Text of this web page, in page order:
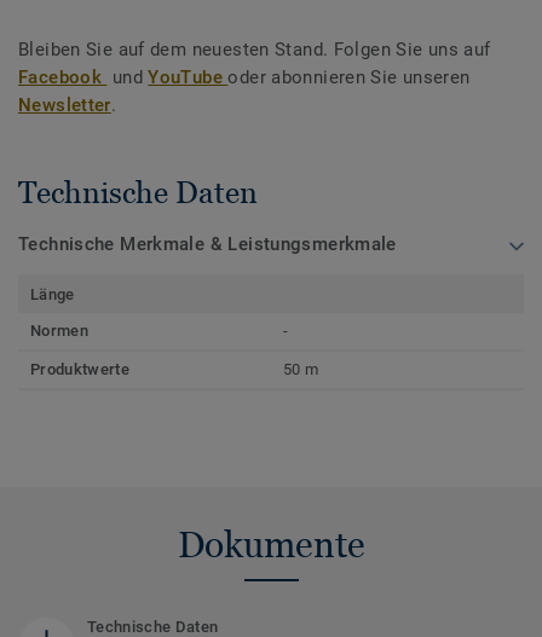
Bleiben Sie auf dem neuesten Stand. Folgen Sie uns auf
Facebook undYouTubeoder abonnieren Sie unseren
Newsletter.
Technische Daten
Technische Merkmale & Leistungsmerkmale
Länge
Normen
-
Produktwerte 50 m
Dokumente
Technische Daten